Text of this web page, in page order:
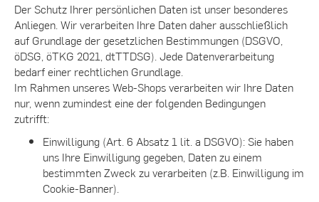
Der Schutz Ihrer persönlichen Daten ist unser besonderes
Anliegen. Wir verarbeiten Ihre Daten daher ausschließlich
auf Grundlage der gesetzlichen Bestimmungen (DSGVO,
öDSG, öTKG 2021, dtTTDSG). Jede Datenverarbeitung
bedarf einer rechtlichen Grundlage.
Im Rahmen unseres Web-Shops verarbeiten wir Ihre Daten
nur, wenn zumindest eine der folgenden Bedingungen
zutrifft:
Einwilligung (Art. 6 Absatz 1 lit. a DSGVO): Sie haben
uns Ihre Einwilligung gegeben, Daten zu einem
bestimmten Zweck zu verarbeiten (z.B. Einwilligung im
Cookie-Banner).